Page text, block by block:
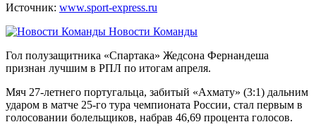
Источник: www.sport-express.ru
Новости Команды
Гол полузащитника «Спартака» Жедсона Фернандеша
признан лучшим в РПЛ по итогам апреля.
Мяч 27-летнего португальца, забитый «Ахмату» (3:1) дальним
ударом в матче 25-го тура чемпионата России, стал первым в
голосовании болельщиков, набрав 46,69 процента голосов.